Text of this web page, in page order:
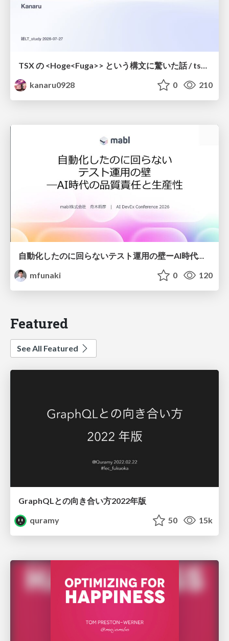
kanaru0928
0 210
自動化したのに回らないテスト運用の壁ーAI時代の品質責任と生産性
mfunaki
0 120
Featured
See All Featured
GraphQLとの向き合い方2022年版
quramy
50 15k